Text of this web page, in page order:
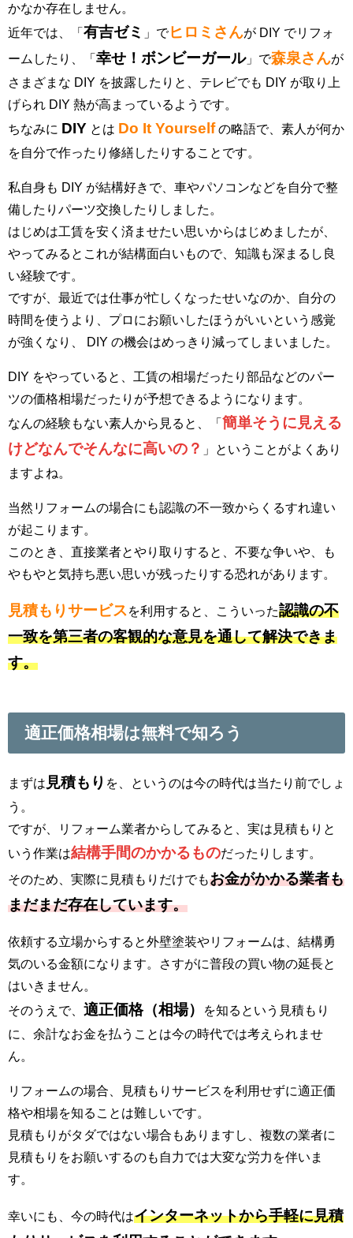
かなか存在しません。
近年では、「 有吉ゼミ 」でヒロミさんが DIY でリフォ
ームしたり、「 幸せ！ボンビーガール」で森泉さんが
さまざまな DIY を披露したりと、テレビでも DIY が取り上
げられ DIY 熱が高まっているようです。
ちなみに DIY とは Do It Yourselfの略語で、素人が何か
を自分で作ったり修繕したりすることです。
私自身も DIY が結構好きで、車やパソコンなどを自分で整
備したりパーツ交換したりしました。
はじめは工賃を安く済ませたい思いからはじめましたが、
やってみるとこれが結構面白いもので、知識も深まるし良
い経験です。
ですが、最近では仕事が忙しくなったせいなのか、自分の
時間を使うより、プロにお願いしたほうがいいという感覚
が強くなり、 DIY の機会はめっきり減ってしまいました。
DIY をやっていると、工賃の相場だったり部品などのパー
ツの価格相場だったりが予想できるようになります。
なんの経験もない素人から見ると、「 簡単そうに見える
けどなんでそんなに高いの？ 」ということがよくあり
ますよね。
当然リフォームの場合にも認識の不一致からくるすれ違い
が起こります。
このとき、直接業者とやり取りすると、不要な争いや、も
やもやと気持ち悪い思いが残ったりする恐れがあります。
見積もりサービス を利用すると、こういった認識の不
一致を第三者の客観的な意見を通して解決できま
す。
適正価格相場は無料で知ろう
まずは 見積もり を、というのは今の時代は当たり前でしょ
う。
ですが、リフォーム業者からしてみると、実は見積もりと
いう作業は結構手間のかかるものだったりします。
そのため、実際に見積もりだけでもお金がかかる業者も
まだまだ存在しています。
依頼する立場からすると外壁塗装やリフォームは、結構勇
気のいる金額になります。さすがに普段の買い物の延長と
はいきません。
そのうえで、 適正価格（相場）
を知るという見積もり
に、余計なお金を払うことは今の時代では考えられませ
ん。
リフォームの場合、見積もりサービスを利用せずに適正価
格や相場を知ることは難しいです。
見積もりがタダではない場合もありますし、複数の業者に
見積もりをお願いするのも自力では大変な労力を伴いま
す。
幸いにも、今の時代はインターネットから手軽に見積